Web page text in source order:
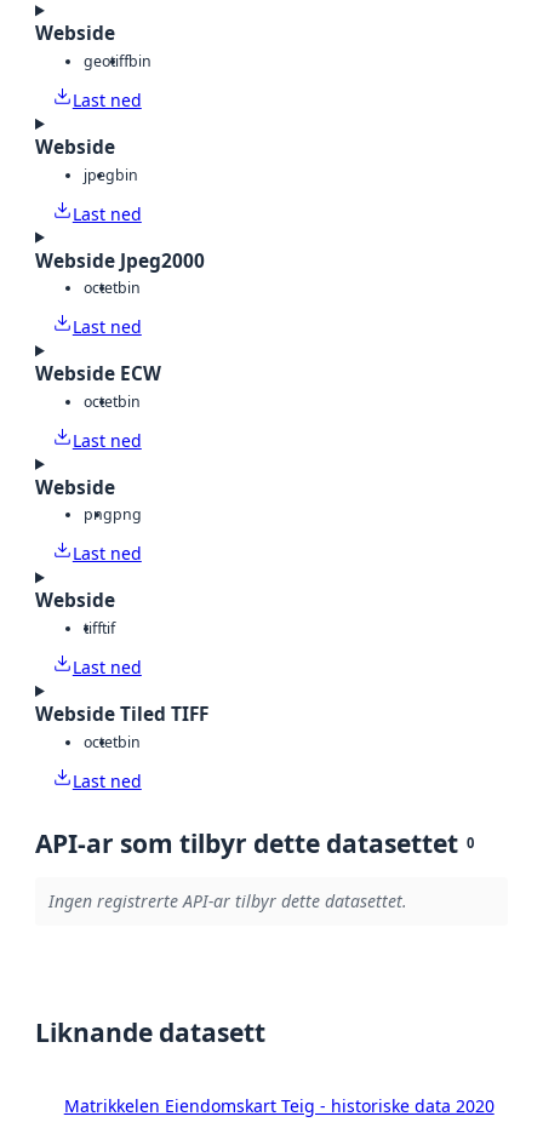
Webside
geotiffbin
Last ned
Webside
jpegbin
Last ned
Webside Jpeg2000
octetbin
Last ned
Webside ECW
octetbin
Last ned
Webside
pngpng
Last ned
Webside
tifftif
Last ned
Webside Tiled TIFF
octetbin
Last ned
API-ar som tilbyr dette datasettet 0
Ingen registrerte API-ar tilbyr dette datasettet.
Liknande datasett
Matrikkelen Eiendomskart Teig - historiske data 2020